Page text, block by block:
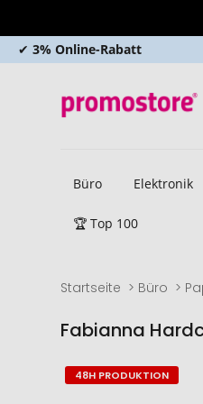
✔ 3% Online-Rabatt
Büro Elektronik
🏆 Top 100
Startseite Büro
Fabianna
Zum
Ende
Zum
Anfang
48H PRODUKTION